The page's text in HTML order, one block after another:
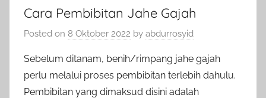
Cara Pembibitan Jahe Gajah
Posted on 8 Oktober 2022 by abdurrosyid
Sebelum ditanam, benih/rimpang jahe gajah
perlu melalui proses pembibitan terlebih dahulu.
Pembibitan yang dimaksud disini adalah